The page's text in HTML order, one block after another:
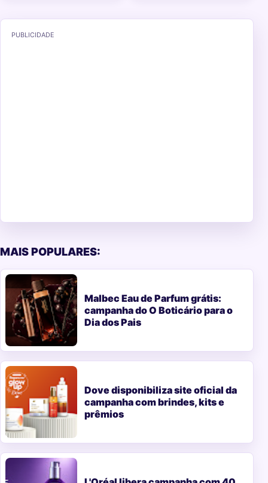
PUBLICIDADE
MAIS POPULARES:
Malbec Eau de Parfum grátis:
campanha do O Boticário para o
Dia dos Pais
Dove disponibiliza site oficial da
campanha com brindes, kits e
prêmios